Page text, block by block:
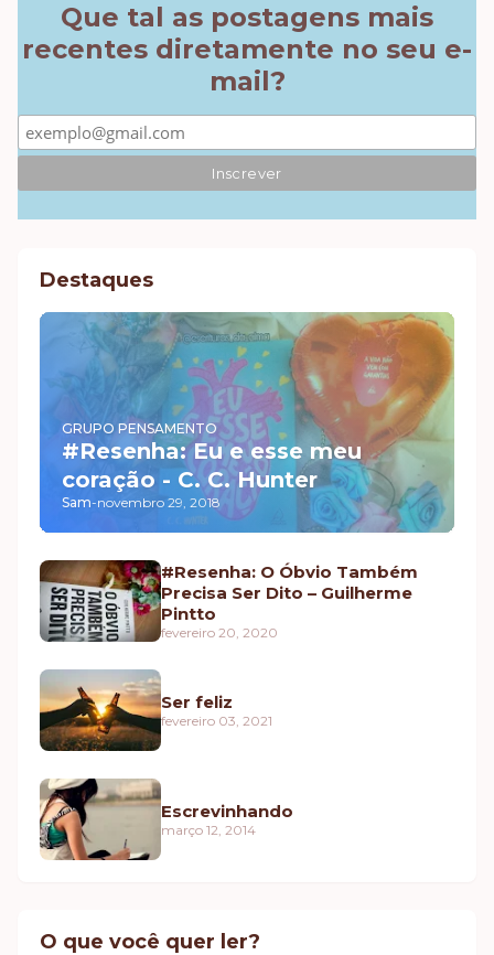
Que tal as postagens mais
recentes diretamente no seu e-
mail?
Destaques
GRUPO PENSAMENTO
#Resenha: Eu e esse meu
coração - C. C. Hunter
Sam-novembro 29, 2018
#Resenha: O Óbvio Também
Precisa Ser Dito – Guilherme
Pintto
fevereiro 20, 2020
Ser feliz
fevereiro 03, 2021
Escrevinhando
março 12, 2014
O que você quer ler?